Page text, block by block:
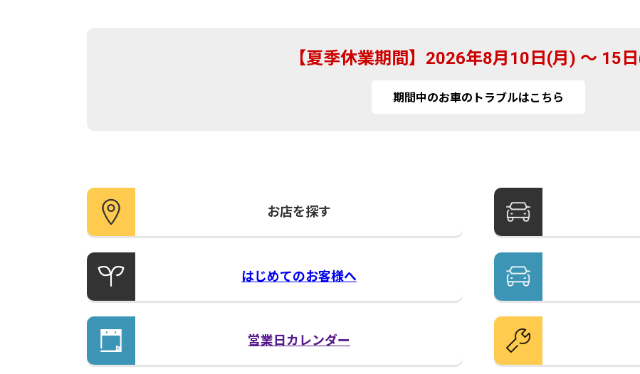
夏季休業期間 2026年8月10日(月) ～ 15
期間中のお車のトラブルはこちら
お店を探す
はじめてのお客様へ
営業日 カレンダー